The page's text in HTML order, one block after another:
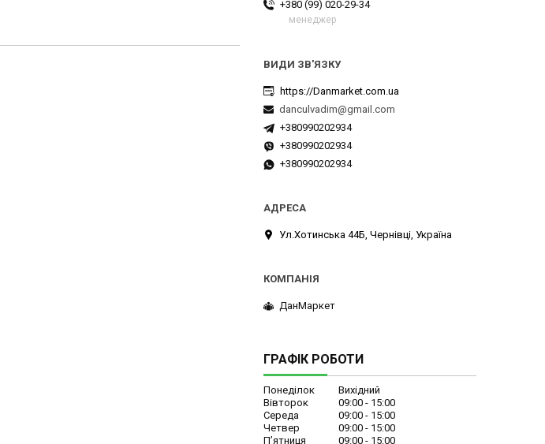
+380 (99) 020-29-34
менеджер
https://Danmarket.com.ua
danculvadim@gmail.com
+380990202934
+380990202934
+380990202934
Ул.Хотинська 44Б, Чернівці, Україна
ДанМаркет
ГРАФІК РОБОТИ
Понеділок
Вихідний
Вівторок
09:00
15:00
Середа
09:00
15:00
Четвер
09:00
15:00
Пʼятниця
09:00 15:00